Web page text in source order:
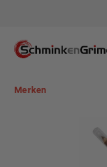
Merken